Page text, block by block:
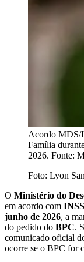
Acordo MDS/
Família
2026. Fonte:
Foto: Lyon
O Ministério do
em acordo com INSS
junho de 2026, a
do pedido do BPC.
comunicado oficial
ocorre se o BPC for